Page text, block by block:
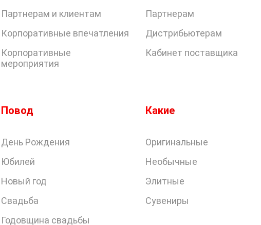
Партнерам и клиентам
Корпоративные впечатления
Корпоративные
мероприятия
Партнерам
Дистрибьютерам
Кабинет поставщика
Повод
День Рождения
Юбилей
Новый год
Свадьба
Годовщина свадьбы
Какие
Оригинальные
Необычные
Элитные
Сувениры